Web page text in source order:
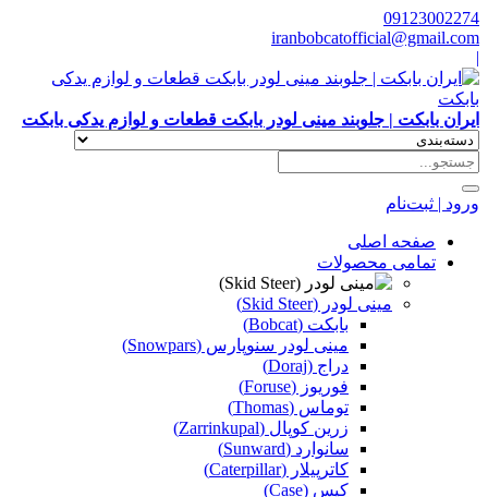
09123002274
iranbobcatofficial@gmail.com
|
ایران بابکت | جلوبند مینی لودر بابکت قطعات و لوازم یدکی بابکت
ورود | ثبت‌نام
صفحه اصلی
تمامی محصولات
مینی لودر (Skid Steer)
بابکت (Bobcat)
مینی لودر سنوپارس (Snowpars)
دراج (Doraj)
فوریوز (Foruse)
توماس (Thomas)
زرین کوپال (Zarrinkupal)
سانوارد (Sunward)
کاترپیلار (Caterpillar)
کیس (Case)